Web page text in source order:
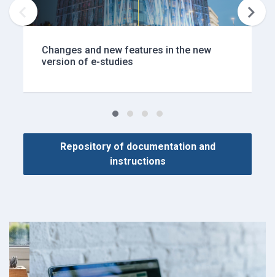
Changes and new features in the new
version of e-studies

Repository of documentation and
instructions